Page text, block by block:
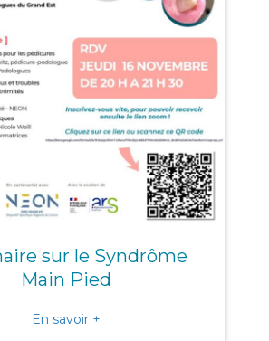
sur le Syndrôme
Main Pied
En savoir +